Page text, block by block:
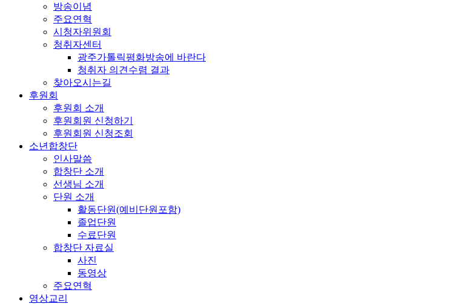
방송이념
주요연혁
시청자위원회
청취자센터
광주가톨릭평화방송에 바란다
청취자 의견수렴 결과
찾아오시는길
후원회
후원회 소개
후원회원 신청하기
후원회원 신청조회
소년합창단
인사말씀
합창단 소개
선생님 소개
단원 소개
활동단원(예비단원포함)
졸업단원
수료단원
합창단 자료실
사진
동영상
주요연혁
영상교리